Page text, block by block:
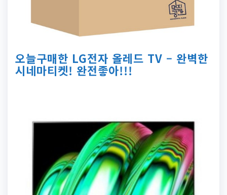
오늘구매한 LG전자 올레드 TV – 완벽한
시네마티켓! 완전좋아!!!